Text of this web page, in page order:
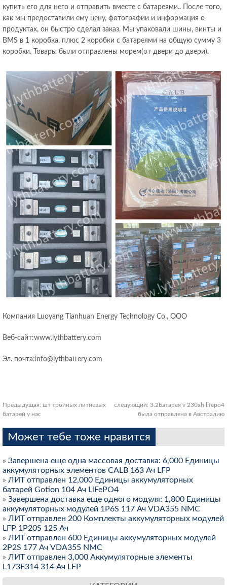
купить его для него и отправить вместе с батареями.. После того,
как мы предоставили ему цену, фотографии и информация о
продуктах, он быстро сделал заказ. Мы упаковали шины, винты и
BMS в 1 коробка, плюс 2 коробки с батареями на общую сумму 3
коробки. Товары были отправлены морем(от двери до двери).
Компания Luoyang Tianhuan Energy Technology Co., ООО
Веб-сайт:www.lythbattery.com
Эл. почта:info@lythbattery.com
Предыдущая: шт тройных литиевых
батарей у нас
следующий: 3.2Батарея v 230ah lifepo4
была отправлена ​​в Австралию
Может тебе тоже нравится
» Завершена еще одна массовая доставка: 6,000 Единицы
аккумуляторных элементов CALB 163 Ач LFP
» ЛИТ отправлен 12,000 Единицы аккумуляторных
батарей Gotion 104 Ач LiFePO4
» Завершена доставка еще одного модуля: 1,800 Единицы
аккумуляторных модулей 1P6S 117 Ач VDA355 NMC
» ЛИТ отправлен 200 Комплекты аккумуляторных модулей
LFP 1P20S 125 Ач
» ЛИТ отправлен 600 Единицы аккумуляторных модулей
2P2S 177 Ач VDA355 NMC
» ЛИТ отправлен 3,000 Аккумуляторные элементы
L173F314 314 Ач LFP